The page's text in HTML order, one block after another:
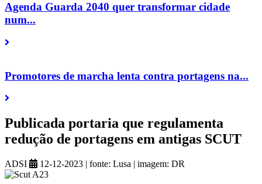
Agenda Guarda 2040 quer transformar cidade
num...
Promotores de marcha lenta contra portagens na...
Publicada portaria que regulamenta
redução de portagens em antigas SCUT
ADSI 12-12-2023 | fonte: Lusa | imagem: DR